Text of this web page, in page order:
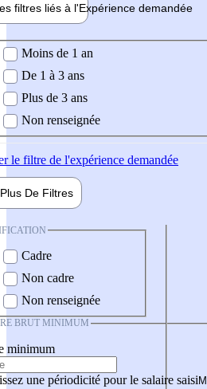
filtres liés à l'Expérience demandée
demandée
Moins de 1 an
De 1 à 3 ans
Plus de 3 ans
Non renseignée
le filtre de l'expérience demandée
Plus De Filtres
Cadre
Non cadre
Non renseignée
BRUT MINIMUM
minimum
une périodicité pour le salaire saisi